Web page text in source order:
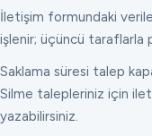
İletişim formundaki
işlenir; üçüncü taraflarla
Saklama süresi talep
Silme talepleriniz için
yazabilirsiniz.